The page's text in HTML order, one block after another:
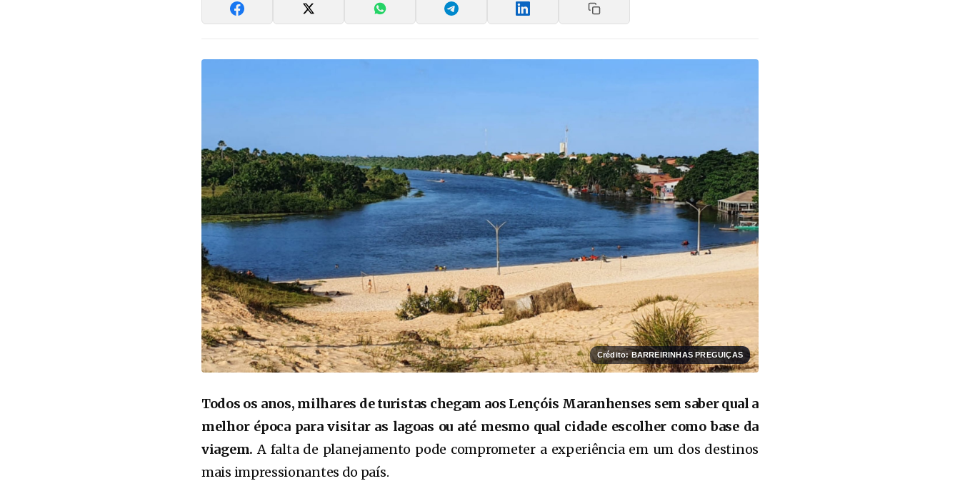
Crédito: BARREIRINHAS PREGUIÇAS
Todos os anos, milhares de turistas chegam aos Lençóis Maranhenses sem saber qual a
melhor época para visitar as lagoas ou até mesmo qual cidade escolher como base da
viagem. A falta de planejamento pode comprometer a experiência em um dos destinos
mais impressionantes do país.